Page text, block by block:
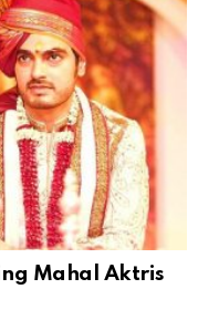
Mahal Aktris